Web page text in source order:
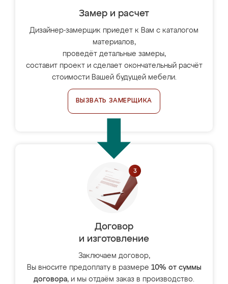
Замер и расчет
Дизайнер-замерщик приедет к Вам с каталогом
материалов,
проведёт детальные замеры,
составит проект и сделает окончательный расчёт
стоимости Вашей будущей мебели.
ВЫЗВАТЬ ЗАМЕРЩИКА
Договор
и изготовление
Заключаем договор,
Вы вносите предоплату в размере 10% от суммы
договора, и мы отдаём заказ в производство.